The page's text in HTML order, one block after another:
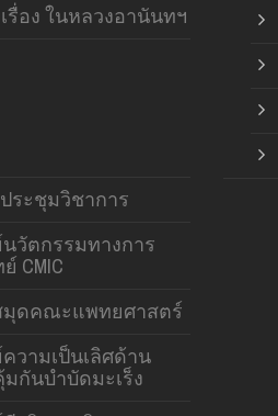
รื่อง ในหลวงอานันทฯ
ระชุมวิชาการ
วัตกรรมทางการ
CMIC
ดคณะแพทยศาสตร์
วามเป็นเลิศด้าน
กันบำบัดมะเร็ง